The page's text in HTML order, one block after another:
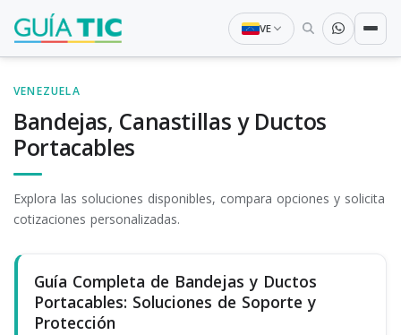
VE
VENEZUELA
Bandejas, Canastillas y Ductos
Portacables
Explora las soluciones disponibles, compara opciones y solicita
cotizaciones personalizadas.
Guía Completa de Bandejas y Ductos
Portacables: Soluciones de Soporte y
Protección